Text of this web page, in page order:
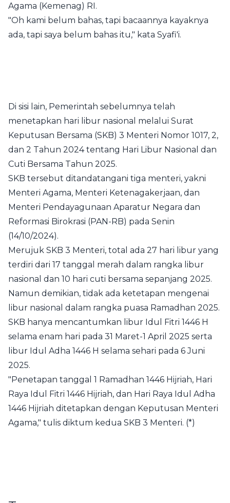
Agama (Kemenag) RI.
"Oh kami belum bahas, tapi bacaannya kayaknya
ada, tapi saya belum bahas itu," kata Syafi'i.
Di sisi lain, Pemerintah sebelumnya telah
menetapkan hari libur nasional melalui Surat
Keputusan Bersama (SKB) 3 Menteri Nomor 1017, 2,
dan 2 Tahun 2024 tentang Hari Libur Nasional dan
Cuti Bersama Tahun 2025.
SKB tersebut ditandatangani tiga menteri, yakni
Menteri Agama, Menteri Ketenagakerjaan, dan
Menteri Pendayagunaan Aparatur Negara dan
Reformasi Birokrasi (PAN-RB) pada Senin
(14/10/2024).
Merujuk SKB 3 Menteri, total ada 27 hari libur yang
terdiri dari 17 tanggal merah dalam rangka libur
nasional dan 10 hari cuti bersama sepanjang 2025.
Namun demikian, tidak ada ketetapan mengenai
libur nasional dalam rangka puasa Ramadhan 2025.
SKB hanya mencantumkan libur Idul Fitri 1446 H
selama enam hari pada 31 Maret-1 April 2025 serta
libur Idul Adha 1446 H selama sehari pada 6 Juni
2025.
"Penetapan tanggal 1 Ramadhan 1446 Hijriah, Hari
Raya Idul Fitri 1446 Hijriah, dan Hari Raya Idul Adha
1446 Hijriah ditetapkan dengan Keputusan Menteri
Agama," tulis diktum kedua SKB 3 Menteri. (*)